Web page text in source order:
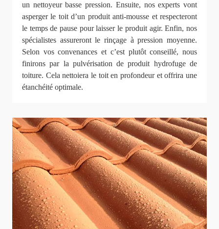
un nettoyeur basse pression. Ensuite, nos experts vont
asperger le toit d’un produit anti-mousse et respecteront
le temps de pause pour laisser le produit agir. Enfin, nos
spécialistes assureront le rinçage à pression moyenne.
Selon vos convenances et c’est plutôt conseillé, nous
finirons par la pulvérisation de produit hydrofuge de
toiture. Cela nettoiera le toit en profondeur et offrira une
étanchéité optimale.